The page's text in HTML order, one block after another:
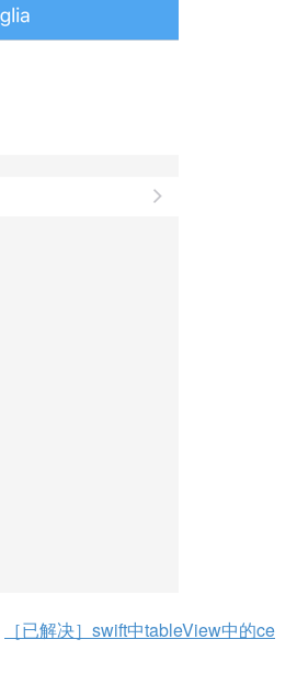
［已解决］swift中tableView中的ce